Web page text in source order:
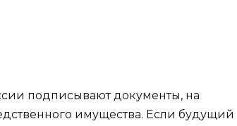
подписывают документы, на
имущества. Если будущий